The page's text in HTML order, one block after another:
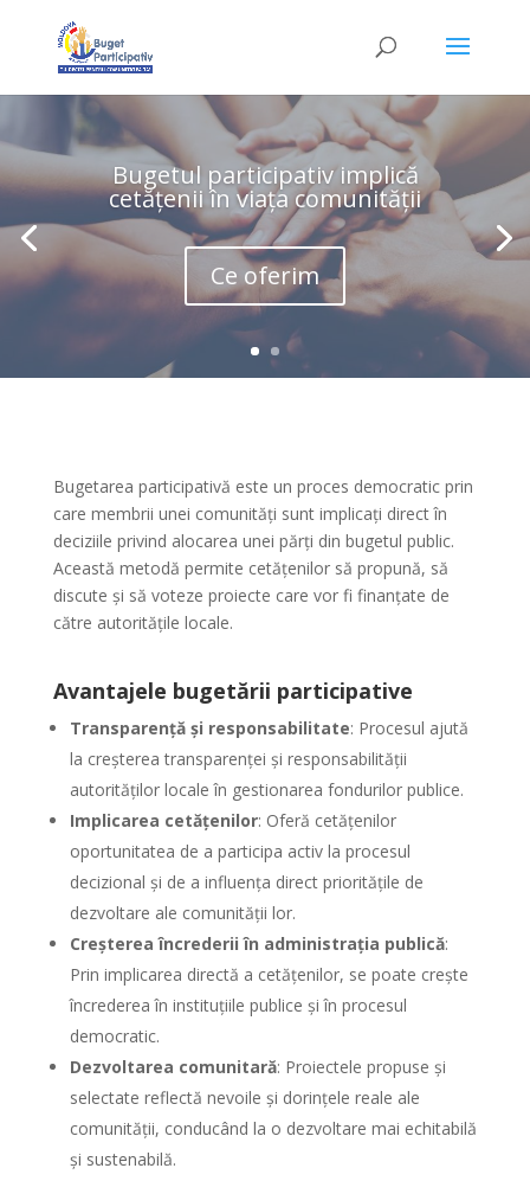
Bugetul participativ implică
cetățenii în viața comunității
Ce oferim
Bugetarea participativă este un proces democratic prin
care membrii unei comunități sunt implicați direct în
deciziile privind alocarea unei părți din bugetul public.
Această metodă permite cetățenilor să propună, să
discute și să voteze proiecte care vor fi finanțate de
către autoritățile locale.
Avantajele bugetării participative
Transparență și responsabilitate: Procesul ajută
la creșterea transparenței și responsabilității
autorităților locale în gestionarea fondurilor publice.
Implicarea cetățenilor: Oferă cetățenilor
oportunitatea de a participa activ la procesul
decizional și de a influența direct prioritățile de
dezvoltare ale comunității lor.
Creșterea încrederii în administrația publică:
Prin implicarea directă a cetățenilor, se poate crește
încrederea în instituțiile publice și în procesul
democratic.
Dezvoltarea comunitară: Proiectele propuse și
selectate reflectă nevoile și dorințele reale ale
comunității, conducând la o dezvoltare mai echitabilă
și sustenabilă.